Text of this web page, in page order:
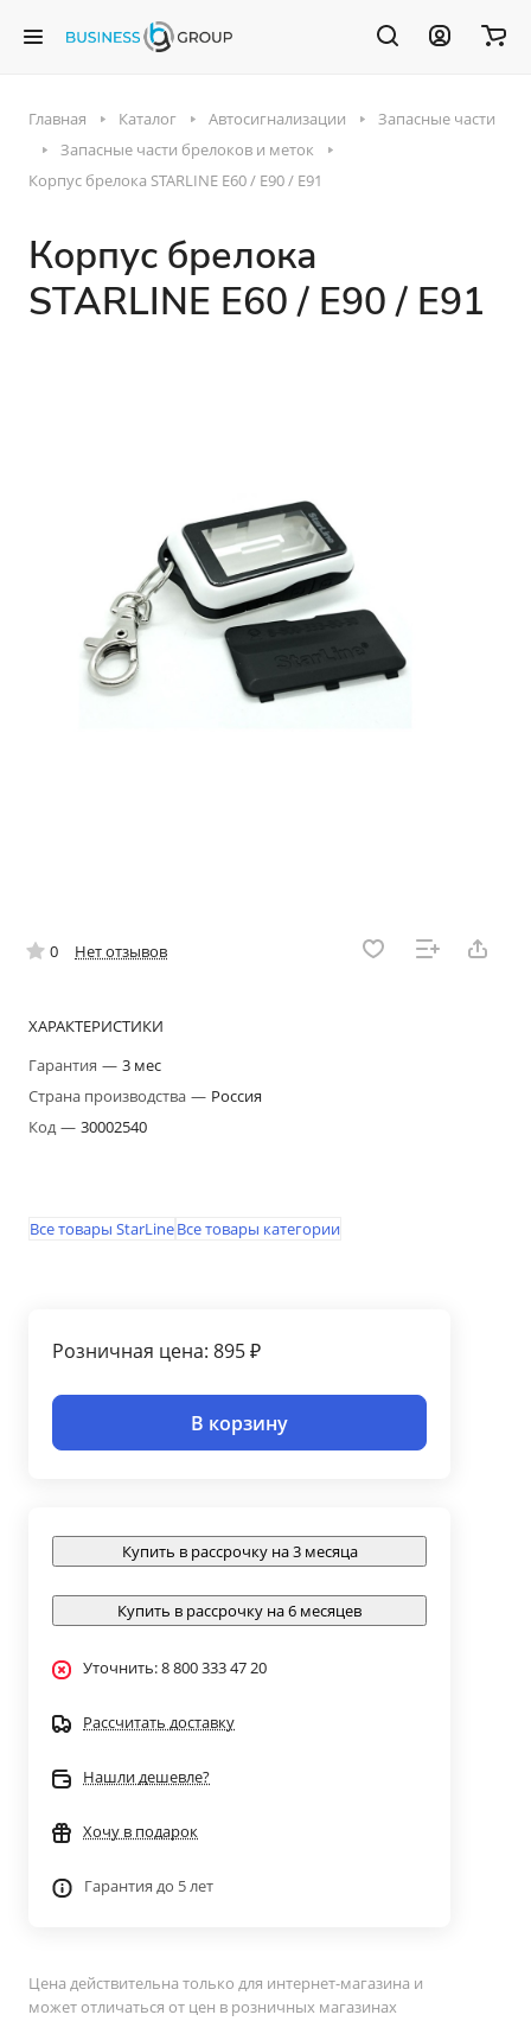
Главная Каталог Автосигнализации
Запасные части
Запасные части брелоков и меток
Корпус брелока STARLINE E60 / E90 / E91
Корпус брелока
STARLINE E60 / E90 / E91
0 Нет отзывов
ХАРАКТЕРИСТИКИ
Гарантия — 3 мес
Страна производства — Россия
Код— 30002540
Все товары StarLineВсе товары категории
Розничная цена: 895 ₽
В корзину
Купить в рассрочку на 3 месяца
Купить в рассрочку на 6 месяцев
Уточнить: 8 800 333 47 20
Рассчитать доставку
Нашли дешевле?
Хочу в подарок
Гарантия до 5 лет
Цена действительна только для интернет-магазина и
может отличаться от цен в розничных магазинах